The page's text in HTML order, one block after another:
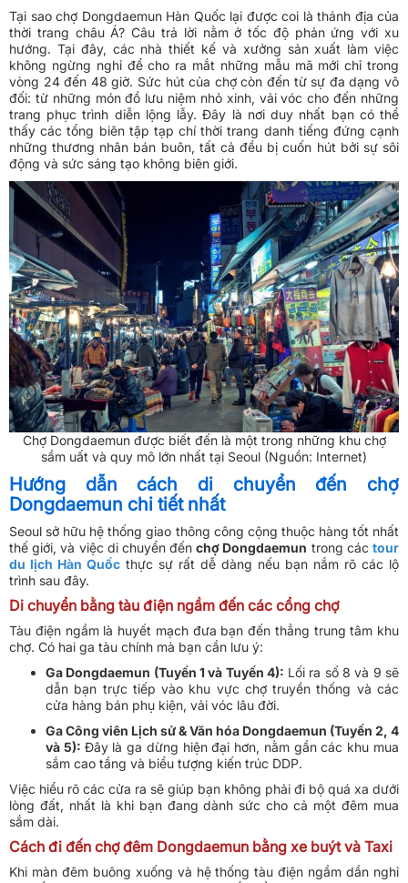
Tại sao chợ Dongdaemun Hàn Quốc lại được coi là thánh địa của
thời trang châu Á? Câu trả lời nằm ở tốc độ phản ứng với xu
hướng. Tại đây, các nhà thiết kế và xưởng sản xuất làm việc
không ngừng nghỉ để cho ra mắt những mẫu mã mới chỉ trong
vòng 24 đến 48 giờ. Sức hút của chợ còn đến từ sự đa dạng vô
đối: từ những món đồ lưu niệm nhỏ xinh, vải vóc cho đến những
trang phục trình diễn lộng lẫy. Đây là nơi duy nhất bạn có thể
thấy các tổng biên tập tạp chí thời trang danh tiếng đứng cạnh
những thương nhân bán buôn, tất cả đều bị cuốn hút bởi sự sôi
động và sức sáng tạo không biên giới.
Chợ Dongdaemun được biết đến là một trong những khu chợ
sầm uất và quy mô lớn nhất tại Seoul (Nguồn: Internet)
Hướng dẫn cách di chuyển đến chợ
Dongdaemun chi tiết nhất
Seoul sở hữu hệ thống giao thông công cộng thuộc hàng tốt nhất
thế giới, và việc di chuyển đếnchợ Dongdaemun trong cáctour
du lịch Hàn Quốc thực sự rất dễ dàng nếu bạn nắm rõ các lộ
trình sau đây.
Di chuyển bằng tàu điện ngầm đến các cổng chợ
Tàu điện ngầm là huyết mạch đưa bạn đến thẳng trung tâm khu
chợ. Có hai ga tàu chính mà bạn cần lưu ý:
Ga Dongdaemun (Tuyến 1 và Tuyến 4): Lối ra số 8 và 9 sẽ
dẫn bạn trực tiếp vào khu vực chợ truyền thống và các
cửa hàng bán phụ kiện, vải vóc lâu đời.
Ga Công viên Lịch sử & Văn hóa Dongdaemun (Tuyến 2, 4
và 5): Đây là ga dừng hiện đại hơn, nằm gần các khu mua
sắm cao tầng và biểu tượng kiến trúc DDP.
Việc hiểu rõ các cửa ra sẽ giúp bạn không phải đi bộ quá xa dưới
lòng đất, nhất là khi bạn đang dành sức cho cả một đêm mua
sắm dài.
Cách đi đến chợ đêm Dongdaemun bằng xe buýt và Taxi
Khi màn đêm buông xuống và hệ thống tàu điện ngầm dần nghỉ